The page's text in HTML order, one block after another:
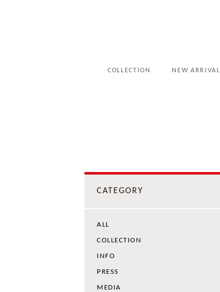
COLLECTION NEW ARRIVAL
CATEGORY
ALL
COLLECTION
INFO
PRESS
MEDIA